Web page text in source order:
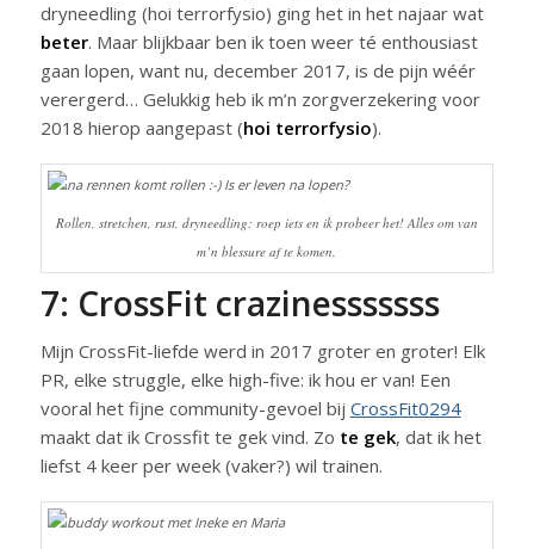
dryneedling (hoi terrorfysio) ging het in het najaar wat
beter. Maar blijkbaar ben ik toen weer té enthousiast
gaan lopen, want nu, december 2017, is de pijn wéér
verergerd… Gelukkig heb ik m’n zorgverzekering voor
2018 hierop aangepast (hoi terrorfysio).
Rollen, stretchen, rust, dryneedling: roep iets en ik probeer het! Alles om van
m’n blessure af te komen.
7: CrossFit crazinesssssss
Mijn CrossFit-liefde werd in 2017 groter en groter! Elk
PR, elke struggle, elke high-five: ik hou er van! Een
vooral het fijne community-gevoel bij CrossFit0294
maakt dat ik Crossfit te gek vind. Zo te gek, dat ik het
liefst 4 keer per week (vaker?) wil trainen.